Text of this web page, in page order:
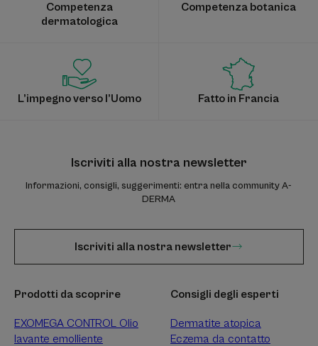
Competenza
dermatologica
Competenza botanica
L’impegno verso l’Uomo Fatto in Francia
Iscriviti alla nostra newsletter
Informazioni, consigli, suggerimenti: entra nella community A-
DERMA
Iscriviti alla nostra newsletter
Prodotti da scoprire
EXOMEGA CONTROL Olio
lavante emolliente
Consigli degli esperti
Dermatite atopica
Eczema da contatto